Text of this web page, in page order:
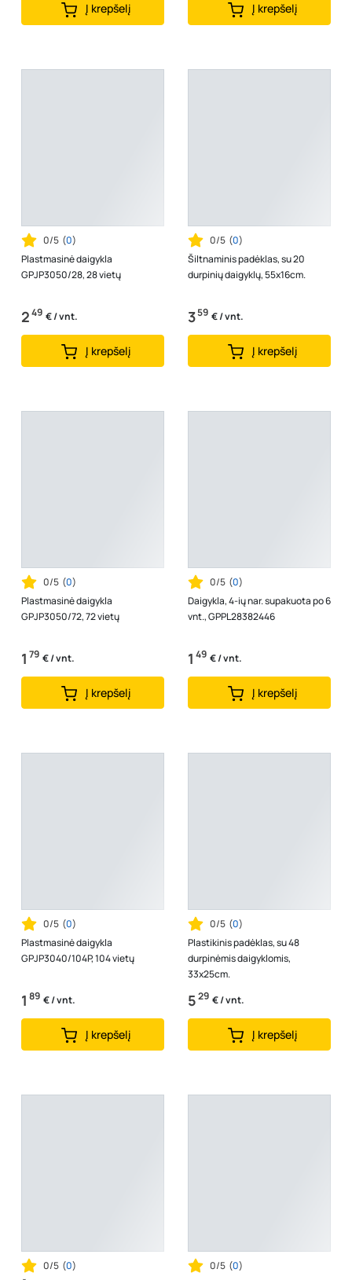
Į krepšelį Į krepšelį
0/5 (0)
Plastmasinė daigykla
GPJP3050/28, 28 vietų
249 € / vnt.
Į krepšelį
0/5 (0)
Šiltnaminis padėklas, su 20
durpinių daigyklų, 55x16cm.
359 € / vnt.
Į krepšelį
0/5 (0)
Plastmasinė daigykla
GPJP3050/72, 72 vietų
1 79 € / vnt.
Į krepšelį
0/5 (0)
Daigykla, 4-ių nar. supakuota po 6
vnt., GPPL28382446
1 49 € / vnt.
Į krepšelį
0/5 (0)
Plastmasinė daigykla
GPJP3040/104P, 104 vietų
1 89 € / vnt.
Į krepšelį
0/5 (0)
Plastikinis padėklas, su 48
durpinėmis daigyklomis,
33x25cm.
529 € / vnt.
Į krepšelį
0/5 (0)
0/5 (0)